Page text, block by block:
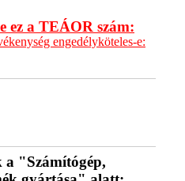
a TEÁOR szám:
engedélyköteles-e:
"Számítógép,